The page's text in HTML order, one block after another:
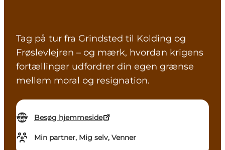
Tag på tur fra Grindsted til Kolding og
Frøslevlejren – og mærk, hvordan krigens
fortællinger udfordrer din egen grænse
mellem moral og resignation.
Besøg hjemmeside
Min partner, Mig selv, Venner